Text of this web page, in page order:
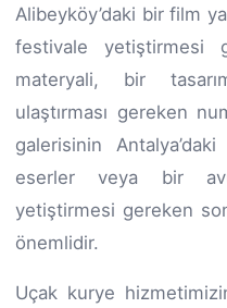
Alibeyköy’daki bir film
festivale yetiştirmesi
materyali, bir
ulaştırması gereken
galerisinin
eserler veya bir
yetiştirmesi gereken
önemlidir.
Uçak kurye